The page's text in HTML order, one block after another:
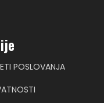
POSLOVANJA